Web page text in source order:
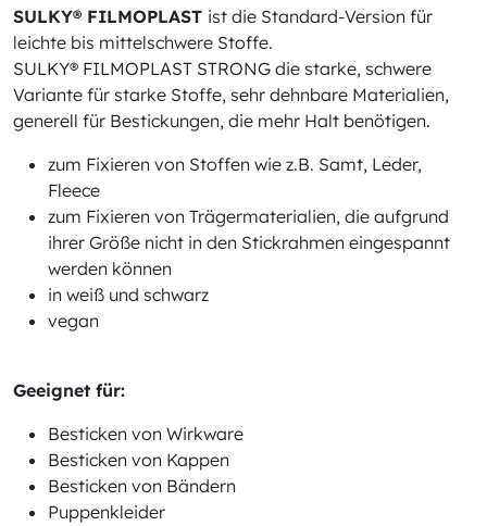
SULKY® FILMOPLAST ist die Standard-Version für
leichte bis mittelschwere Stoffe.
SULKY® FILMOPLAST STRONG die starke, schwere
Variante für starke Stoffe, sehr dehnbare Materialien,
generell für Bestickungen, die mehr Halt benötigen.
zum Fixieren von Stoffen wie z.B. Samt, Leder,
Fleece
zum Fixieren von Trägermaterialien, die aufgrund
ihrer Größe nicht in den Stickrahmen eingespannt
werden können
in weiß und schwarz
vegan
Geeignet für:
Besticken von Wirkware
Besticken von Kappen
Besticken von Bändern
Puppenkleider